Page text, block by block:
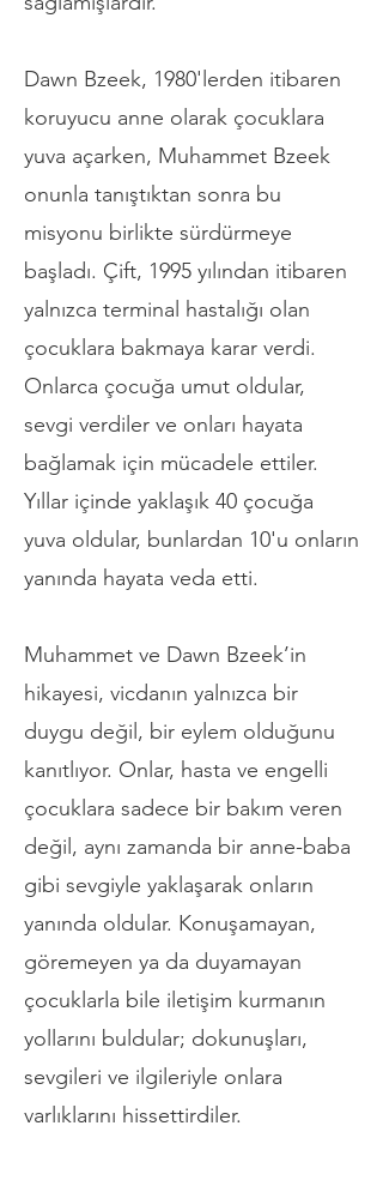
Dawn Bzeek, 1980'lerden itibaren
koruyucu anne olarak çocuklara
yuva açarken, Muhammet Bzeek
onunla tanıştıktan sonra bu
misyonu birlikte sürdürmeye
başladı. Çift, 1995 yılından itibaren
yalnızca terminal hastalığı olan
çocuklara bakmaya karar verdi.
Onlarca çocuğa umut oldular,
sevgi verdiler ve onları hayata
bağlamak için mücadele ettiler.
Yıllar içinde yaklaşık 40 çocuğa
yuva oldular, bunlardan 10'u onların
yanında hayata veda etti.
Muhammet ve Dawn Bzeek’in
hikayesi, vicdanın yalnızca bir
duygu değil, bir eylem olduğunu
kanıtlıyor. Onlar, hasta ve engelli
çocuklara sadece bir bakım veren
değil, aynı zamanda bir anne-baba
gibi sevgiyle yaklaşarak onların
yanında oldular. Konuşamayan,
göremeyen ya da duyamayan
çocuklarla bile iletişim kurmanın
yollarını buldular; dokunuşları,
sevgileri ve ilgileriyle onlara
varlıklarını hissettirdiler.